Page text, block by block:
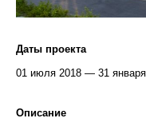
Даты проекта
01 июля 2018 — 31
Описание